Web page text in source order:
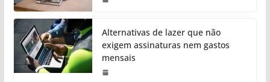
Alternativas de lazer que não
exigem assinaturas nem gastos
mensais